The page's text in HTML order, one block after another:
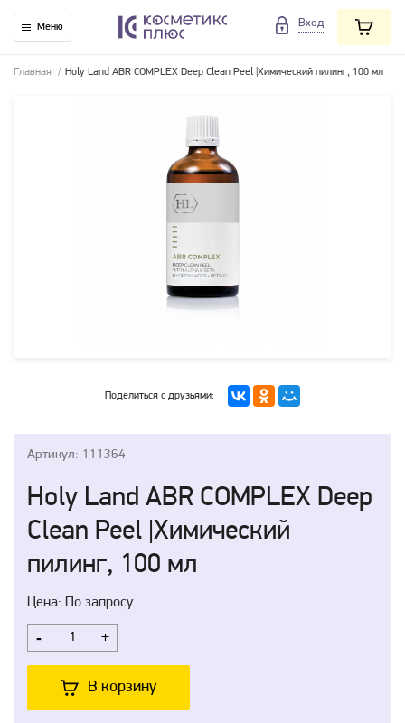
Меню Вход
Главная / Holy Land ABR COMPLEX Deep Clean Peel |Химический пилинг, 100 мл
Поделиться с друзьями:
Артикул: 111364
Holy Land ABR COMPLEX Deep
Clean Peel |Химический
пилинг, 100 мл
Цена: По запросу
- +
В корзину